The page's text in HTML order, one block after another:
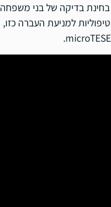
בדיקה של בני משפחה
למניעת העברה